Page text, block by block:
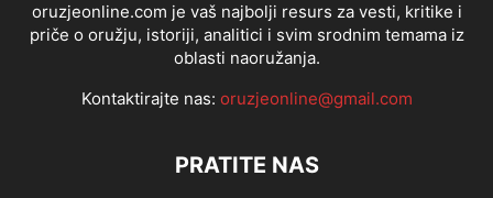
oruzjeonline.com je vaš najbolji resurs za vesti, kritike i
priče o oružju, istoriji, analitici i svim srodnim temama iz
oblasti naoružanja.
Kontaktirajte nas: oruzjeonline@gmail.com
PRATITE NAS